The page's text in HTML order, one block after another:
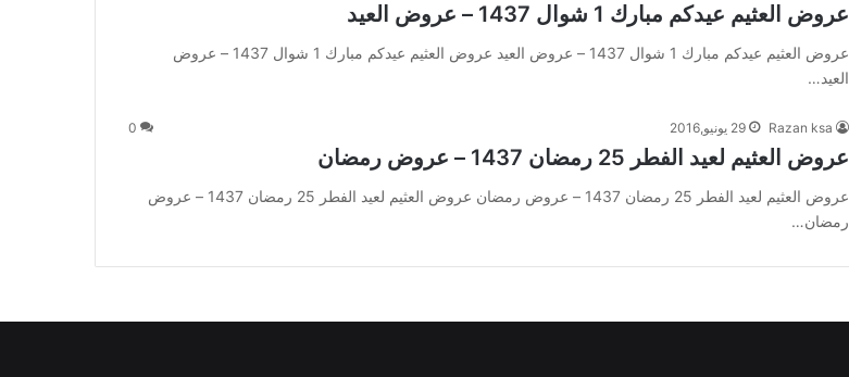
عروض العثيم عيدكم مبارك 1 شوال 1437 – عروض العيد
عروض العثيم عيدكم مبارك 1 شوال 1437 – عروض العيد عروض العثيم عيدكم مبارك 1 شوال 1437 – عروض
العيد…
Razan ksa 29 يونيو,2016 0
عروض العثيم لعيد الفطر 25 رمضان 1437 – عروض رمضان
عروض العثيم لعيد الفطر 25 رمضان 1437 – عروض رمضان عروض العثيم لعيد الفطر 25 رمضان 1437 – عروض
رمضان…